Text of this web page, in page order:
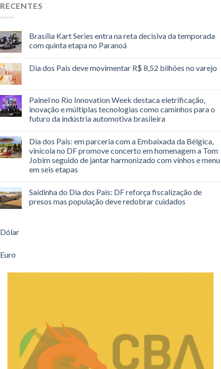
RECENTES
Brasília Kart Series entra na reta decisiva da temporada
com quinta etapa no Paranoá
Dia dos Pais deve movimentar R$ 8,52 bilhões no varejo
Painel no Rio Innovation Week destaca eletrificação,
inovação e múltiplas tecnologias como caminhos para o
futuro da indústria automotiva brasileira
Dia dos Pais: em parceria com a Embaixada da Bélgica,
vinícola no DF promove concerto em homenagem a Tom
Jobim seguido de jantar harmonizado com vinhos e menu
em seis etapas
Saidinha do Dia dos Pais: DF reforça fiscalização de
presos mas população deve redobrar cuidados
Dólar
Euro